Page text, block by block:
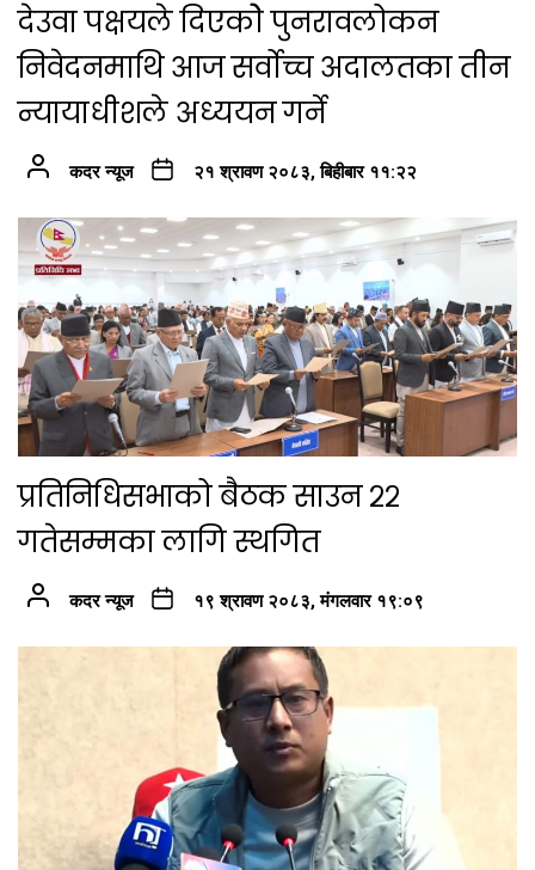
देउवा पक्षयले दिएकोे पुनरावलोकन
निवेदनमाथि आज सर्वोच्च अदालतका तीन
न्यायाधीशले अध्ययन गर्ने
कदर न्यूज २१ श्रावण २०८३, बिहीबार ११:२२
प्रतिनिधिसभाको बैठक साउन २२
गतेसम्मका लागि स्थगित
कदर न्यूज १९ श्रावण २०८३, मंगलवार १९:०९